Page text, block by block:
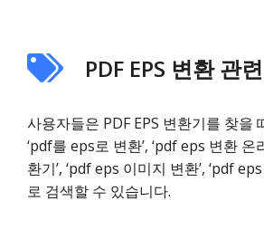
PDF EPS 변환 관
사용자들은 PDF EPS 변환기를 찾을
‘pdf를 eps로 변환’, ‘pdf eps 변환 온
환기’, ‘pdf eps 이미지 변환’, ‘pdf
로 검색할 수 있습니다.